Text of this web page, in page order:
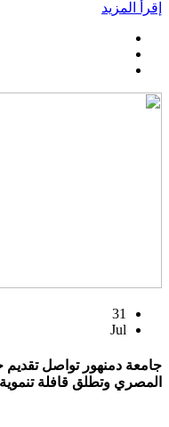
إقرأ المزيد
31
Jul
جامعة دمنهور تواصل تقديم
المصري وتطلق قافلة